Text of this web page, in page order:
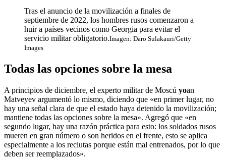
Tras el anuncio de la movilización a finales de
septiembre de 2022, los hombres rusos comenzaron a
huir a países vecinos como Georgia para evitar el
servicio militar obligatorio.Imagen: Daro Sulakauri/Getty
Images
Todas las opciones sobre la mesa
A principios de diciembre, el experto militar de Moscú yoan
Matveyev argumentó lo mismo, diciendo que «en primer lugar, no
hay una señal clara de que el estado haya detenido la movilización;
mantiene todas las opciones sobre la mesa». Agregó que «en
segundo lugar, hay una razón práctica para esto: los soldados rusos
mueren en gran número o son heridos en el frente, esto se aplica
especialmente a los reclutas porque están mal entrenados, por lo que
deben ser reemplazados».